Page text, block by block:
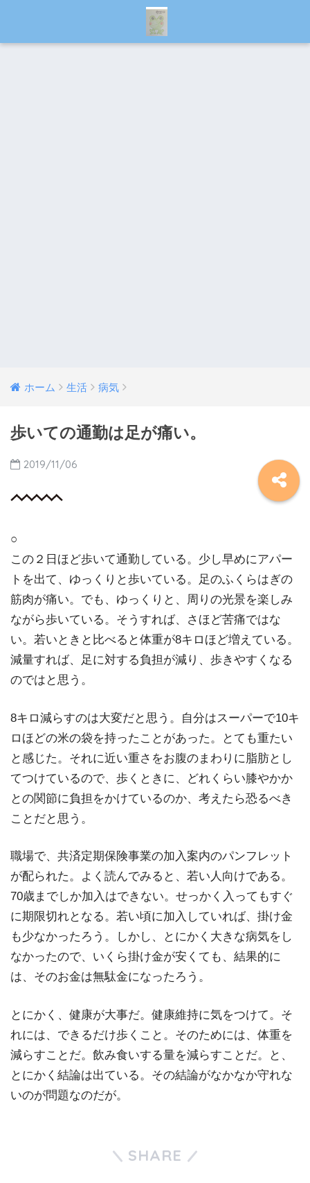
ホーム 生活 病気
歩いての通勤は足が痛い。
2019/11/06
○
この２日ほど歩いて通勤している。少し早めにアパー
トを出て、ゆっくりと歩いている。足のふくらはぎの
筋肉が痛い。でも、ゆっくりと、周りの光景を楽しみ
ながら歩いている。そうすれば、さほど苦痛ではな
い。若いときと比べると体重が8キロほど増えている。
減量すれば、足に対する負担が減り、歩きやすくなる
のではと思う。
8キロ減らすのは大変だと思う。自分はスーパーで10キ
ロほどの米の袋を持ったことがあった。とても重たい
と感じた。それに近い重さをお腹のまわりに脂肪とし
てつけているので、歩くときに、どれくらい膝やかか
との関節に負担をかけているのか、考えたら恐るべき
ことだと思う。
職場で、共済定期保険事業の加入案内のパンフレット
が配られた。よく読んでみると、若い人向けである。
70歳までしか加入はできない。せっかく入ってもすぐ
に期限切れとなる。若い頃に加入していれば、掛け金
も少なかったろう。しかし、とにかく大きな病気をし
なかったので、いくら掛け金が安くても、結果的に
は、そのお金は無駄金になったろう。
とにかく、健康が大事だ。健康維持に気をつけて。そ
れには、できるだけ歩くこと。そのためには、体重を
減らすことだ。飲み食いする量を減らすことだ。と、
とにかく結論は出ている。その結論がなかなか守れな
いのが問題なのだが。
SHARE